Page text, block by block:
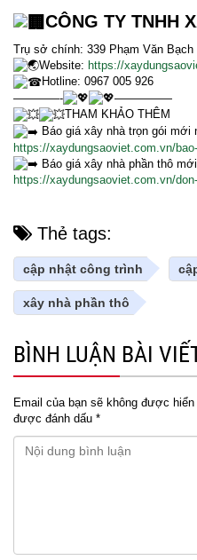
CÔNG TY TNHH
Trụ sở chính: 339 Phạm Văn Bạch
Website: https://
Hotline: 0967 005 926
————-
—————
THAM KHẢO THÊM
Báo giá xây nhà trọn gói mới
https://xaydungsaoviet.com.vn/
Báo giá xây nhà phần thô
https://xaydungsaoviet.com.vn/
Thẻ tags:
cập nhật công trình
xây nhà phần thô
BÌNH LUẬN BÀI
Email của bạn sẽ không được
được đánh dấu *